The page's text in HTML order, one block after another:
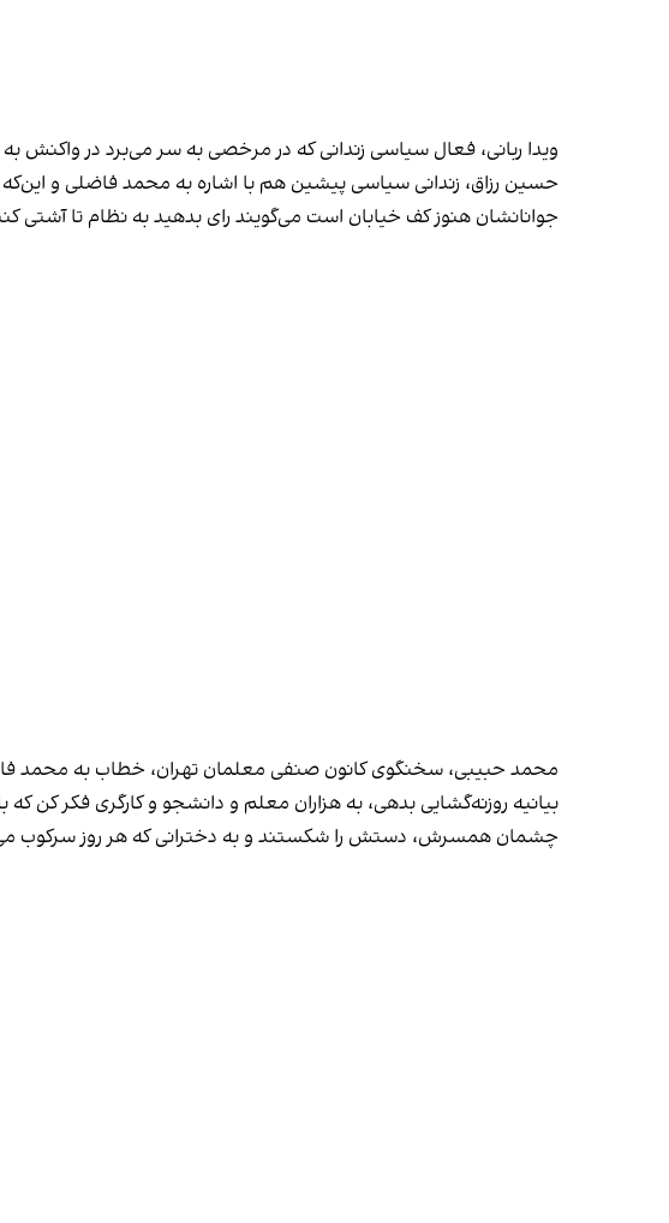
ویدا ربانی، فعال سیاسی زندانی که در مرخصی به سر می‌برد در
حسین رزاق، زندانی سیاسی پیشین هم با اشاره به محمد فاضلی و
جوانانشان هنوز کف خیابان است می‌گویند رای بدهید به نظام تا آشتی
محمد حبیبی، سخنگوی کانون صنفی معلمان تهران، خطاب به محمد
بیانیه روزنه‌گشایی بدهی، به هزاران معلم و دانشجو و کارگری فکر
چشمان همسرش، دستش را شکستند و به دخترانی که هر روز سرکوب